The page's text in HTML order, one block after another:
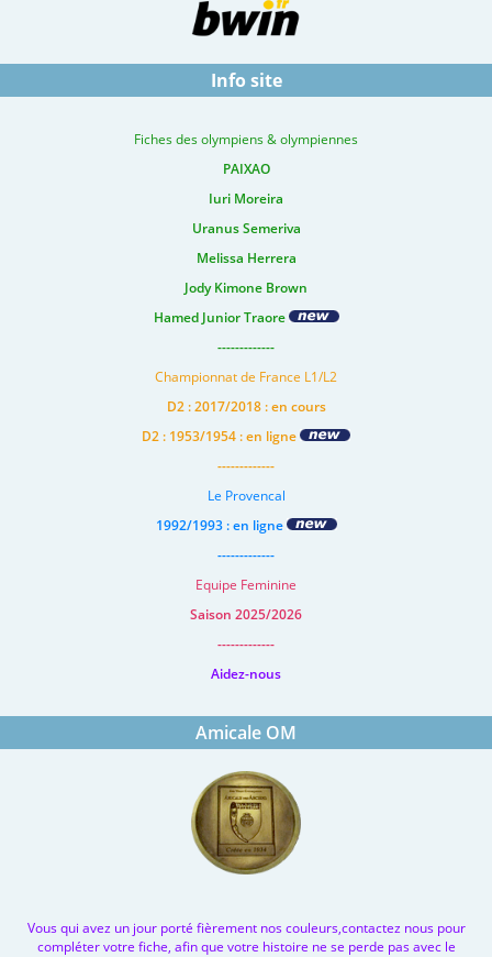
Info site
Fiches des olympiens & olympiennes
PAIXAO
Iuri Moreira
Uranus Semeriva
Melissa Herrera
Jody Kimone Brown
Hamed Junior Traore
-------------
Championnat de France L1/L2
D2 : 2017/2018 : en cours
D2 : 1953/1954 : en ligne
-------------
Le Provencal
1992/1993 : en ligne
-------------
Equipe Feminine
Saison 2025/2026
-------------
Aidez-nous
Amicale OM
Vous qui avez un jour porté fièrement nos couleurs,contactez nous pour
compléter votre fiche, afin que votre histoire ne se perde pas avec le